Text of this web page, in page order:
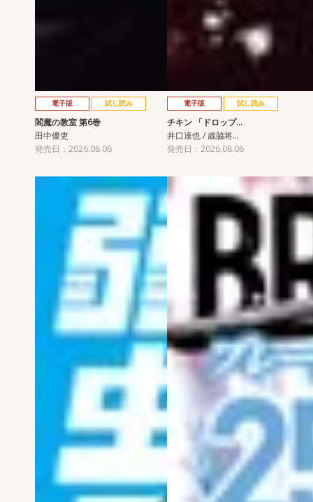
電子版 試し読み
閻魔の教室 第6巻
田中優吏
発売日：2026.08.06
電子版 試し読み
チキン 「ドロップ…
井口達也 / 歳脇将…
発売日：2026.08.06